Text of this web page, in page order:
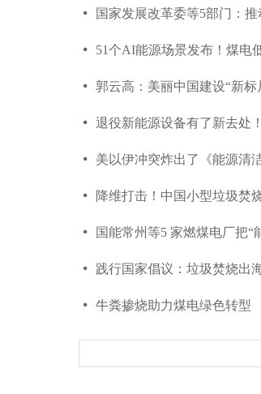
넸 国家发展改革委等5部门：
넸 51个AI能源场景发布！煤电
넸 郭云高：美丽中国建设“新
넸 退役新能源设备有了新去处！
넸 美以伊冲突炸出了《能源清
넸 降维打击！中国小型垃圾焚
넸 国能常州等5 家燃煤电厂把“
넸 践行国家倡议：垃圾焚烧出
넸 牛粪掺烧助力煤电绿色转型